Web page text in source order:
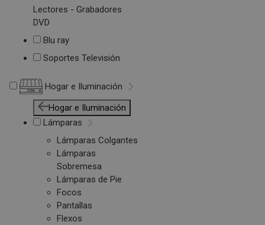
Lectores - Grabadores
DVD
Blu ray
Soportes Televisión
Hogar e Iluminación
Hogar e Iluminación
Lámparas
Lámparas Colgantes
Lámparas
Sobremesa
Lámparas de Pie
Focos
Pantallas
Flexos